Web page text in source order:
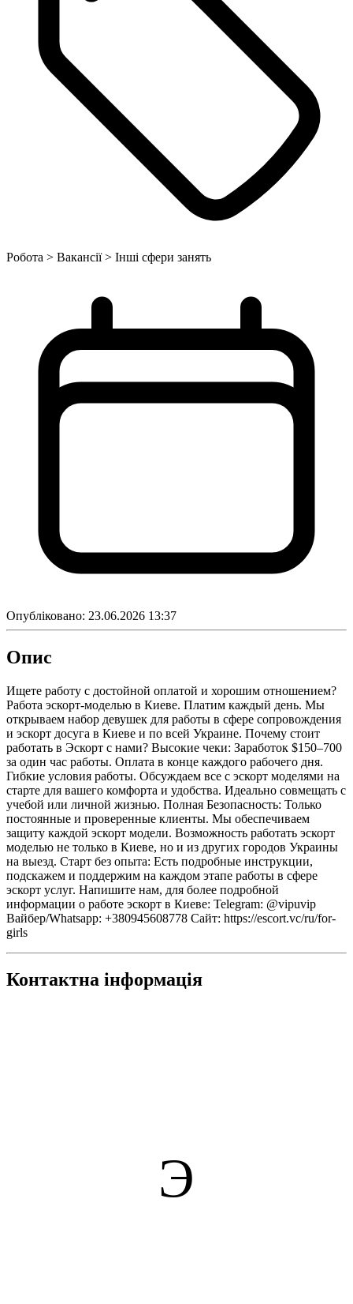
Робота > Вакансії > Інші сфери занять
Опубліковано: 23.06.2026 13:37
Опис
Ищете работу с достойной оплатой и хорошим отношением?
Работа эcкорт-моделью в Киеве. Платим каждый день. Мы
открываем набор девушек для работы в сфере cопровождения
и эcкорт досуга в Киеве и по всей Украине. Почему стоит
работать в Эcкорт с нами? Высокие чеки: Заработок $150–700
за один час работы. Оплата в конце каждого рабочего дня.
Гибкие условия работы. Обсуждаем все с эcкорт моделями на
старте для вашего комфорта и удобства. Идеально совмещать с
учебой или личной жизнью. Полная Безопасность: Только
постоянные и проверенные клиенты. Мы обеспечиваем
защиту каждой эcкорт модели. Возможность работать эcкорт
моделью не только в Киеве, но и из других городов Украины
на выезд. Старт без опыта: Есть подробные инструкции,
подскажем и поддержим на каждом этапе работы в сфере
эcкорт услуг. Напишите нам, для более подробной
информации о работе эcкорт в Киеве: Telegram: @vipuvip
Вайбер/Whatsapp: +380945608778 Сайт: https://escort.vc/ru/for-
girls
Контактна інформація
Э